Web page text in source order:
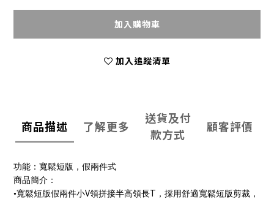
加入購物車
加入追蹤清單
商品描述 了解更多
送貨及付
款方式
顧客評價
功能：寬鬆短版，假兩件式
商品簡介：
•寬鬆短版假兩件小V領拼接半高領長T ，採用舒適寬鬆短版剪裁，